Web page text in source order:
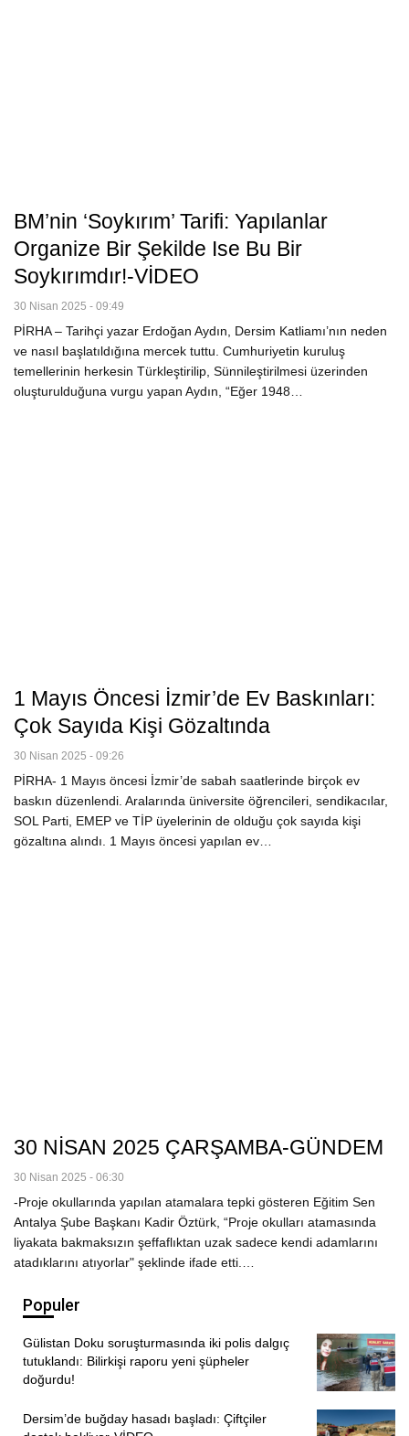
BM’nin ‘Soykırım’ Tarifi: Yapılanlar
Organize Bir Şekilde Ise Bu Bir
Soykırımdır!-VİDEO
30 Nisan 2025 - 09:49
PİRHA – Tarihçi yazar Erdoğan Aydın, Dersim Katliamı’nın neden
ve nasıl başlatıldığına mercek tuttu. Cumhuriyetin kuruluş
temellerinin herkesin Türkleştirilip, Sünnileştirilmesi üzerinden
oluşturulduğuna vurgu yapan Aydın, “Eğer 1948…
1 Mayıs Öncesi İzmir’de Ev Baskınları:
Çok Sayıda Kişi Gözaltında
30 Nisan 2025 - 09:26
PİRHA- 1 Mayıs öncesi İzmir’de sabah saatlerinde birçok ev
baskın düzenlendi. Aralarında üniversite öğrencileri, sendikacılar,
SOL Parti, EMEP ve TİP üyelerinin de olduğu çok sayıda kişi
gözaltına alındı. 1 Mayıs öncesi yapılan ev…
30 NİSAN 2025 ÇARŞAMBA-GÜNDEM
30 Nisan 2025 - 06:30
-Proje okullarında yapılan atamalara tepki gösteren Eğitim Sen
Antalya Şube Başkanı Kadir Öztürk, “Proje okulları atamasında
liyakata bakmaksızın şeffaflıktan uzak sadece kendi adamlarını
atadıklarını atıyorlar" şeklinde ifade etti.…
Populer
Gülistan Doku soruşturmasında iki polis dalgıç
tutuklandı: Bilirkişi raporu yeni şüpheler
doğurdu!
Dersim’de buğday hasadı başladı: Çiftçiler